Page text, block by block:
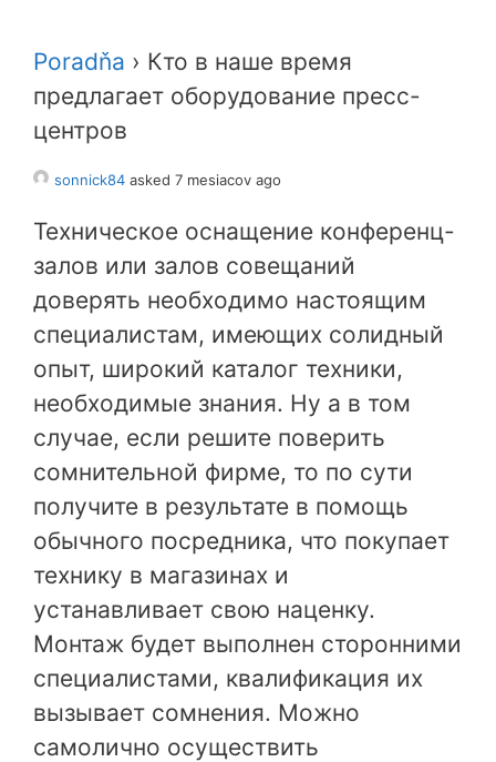
Poradňa › Кто в наше время
предлагает оборудование пресс-
центров
sonnick84 asked 7 mesiacov ago
Техническое оснащение конференц-
залов или залов совещаний
доверять необходимо настоящим
специалистам, имеющих солидный
опыт, широкий каталог техники,
необходимые знания. Ну а в том
случае, если решите поверить
сомнительной фирме, то по сути
получите в результате в помощь
обычного посредника, что покупает
технику в магазинах и
устанавливает свою наценку.
Монтаж будет выполнен сторонними
специалистами, квалификация их
вызывает сомнения. Можно
самолично осуществить